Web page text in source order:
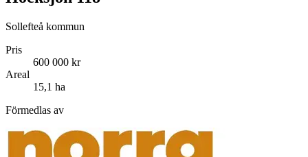
Sollefteå kommun
Pris
600 000 kr
Areal
15,1 ha
Förmedlas av